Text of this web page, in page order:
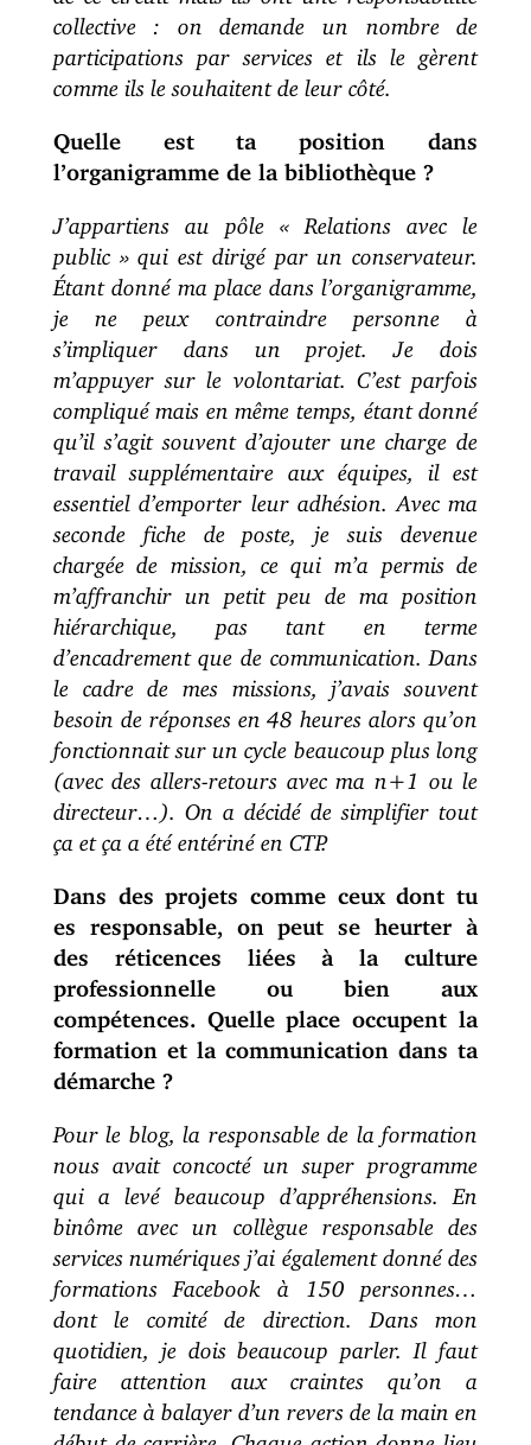
collective : on demande un nombre de
participations par services et ils le gèrent
comme ils le souhaitent de leur côté.
Quelle est ta position dans
l’organigramme de la bibliothèque ?
J’appartiens au pôle « Relations avec le
public » qui est dirigé par un conservateur.
Étant donné ma place dans l’organigramme,
je ne peux contraindre personne à
s’impliquer dans un projet. Je dois
m’appuyer sur le volontariat. C’est parfois
compliqué mais en même temps, étant donné
qu’il s’agit souvent d’ajouter une charge de
travail supplémentaire aux équipes, il est
essentiel d’emporter leur adhésion. Avec ma
seconde fiche de poste, je suis devenue
chargée de mission, ce qui m’a permis de
m’affranchir un petit peu de ma position
hiérarchique, pas tant en terme
d’encadrement que de communication. Dans
le cadre de mes missions, j’avais souvent
besoin de réponses en 48 heures alors qu’on
fonctionnait sur un cycle beaucoup plus long
(avec des allers-retours avec ma n+1 ou le
directeur…). On a décidé de simplifier tout
ça et ça a été entériné en CTP.
Dans des projets comme ceux dont tu
es responsable, on peut se heurter à
des réticences liées à la culture
professionnelle ou bien aux
compétences. Quelle place occupent la
formation et la communication dans ta
démarche ?
Pour le blog, la responsable de la formation
nous avait concocté un super programme
qui a levé beaucoup d’appréhensions. En
binôme avec un collègue responsable des
services numériques j’ai également donné des
formations Facebook à 150 personnes…
dont le comité de direction. Dans mon
quotidien, je dois beaucoup parler. Il faut
faire attention aux craintes qu’on a
tendance à balayer d’un revers de la main en
début de carrière. Chaque action donne lieu